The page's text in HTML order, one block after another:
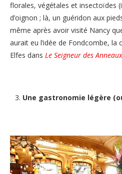
florales, végétales et insectoïdes
d’oignon ; là, un guéridon aux
même après avoir visité Nancy
aurait eu l’idée de Fondcombe, la
Elfes dans Le Seigneur des Anneaux
Une gastronomie légère